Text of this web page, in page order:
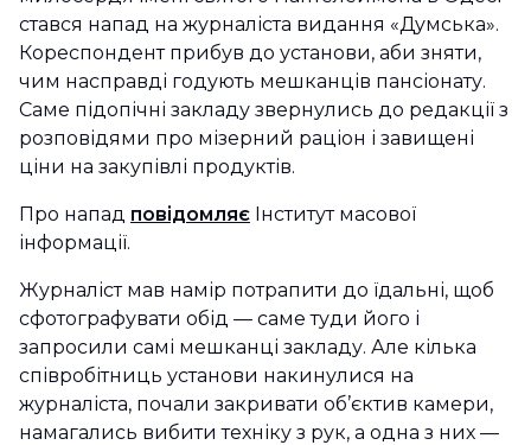
стався напад на журналіста видання «Думська».
Кореспондент прибув до установи, аби зняти,
чим насправді годують мешканців пансіонату.
Саме підопічні закладу звернулись до редакції з
розповідями про мізерний раціон і завищені
ціни на закупівлі продуктів.
Про напад повідомляє Інститут масової
інформації.
Журналіст мав намір потрапити до їдальні, щоб
сфотографувати обід — саме туди його і
запросили самі мешканці закладу. Але кілька
співробітниць установи накинулися на
журналіста, почали закривати об’єктив камери,
намагались вибити техніку з рук, а одна з них —